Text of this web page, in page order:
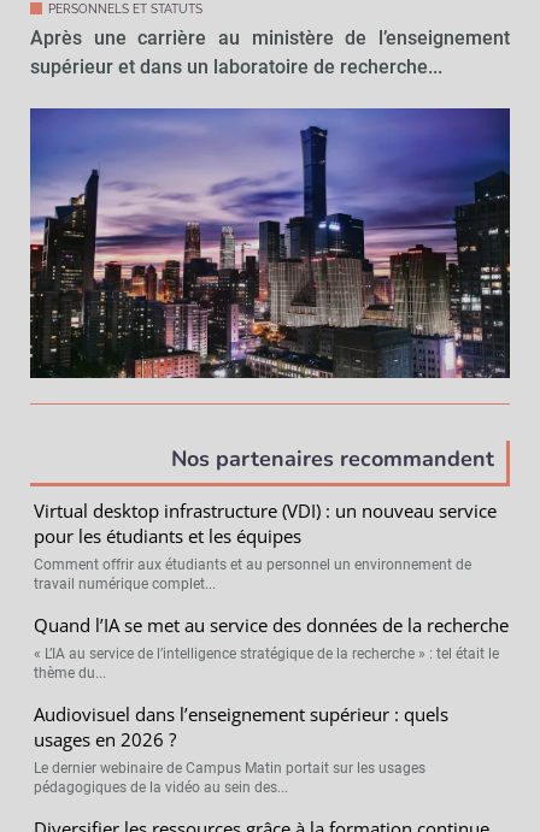
PERSONNELS ET STATUTS
Après une carrière au ministère de l’enseignement
supérieur et dans un laboratoire de recherche...
Nos partenaires recommandent
Virtual desktop infrastructure (VDI) : un nouveau service
pour les étudiants et les équipes
Comment offrir aux étudiants et au personnel un environnement de
travail numérique complet...
Quand l’IA se met au service des données de la recherche
« L’IA au service de l’intelligence stratégique de la recherche » : tel était le
thème du...
Audiovisuel dans l’enseignement supérieur : quels
usages en 2026 ?
Le dernier webinaire de Campus Matin portait sur les usages
pédagogiques de la vidéo au sein des...